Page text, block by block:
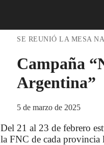
SE REUNIÓ LA MESA
Campaña
Argentina”
5 de marzo de 2025
Del 21 al 23 de febrero
la FNC de cada provincia